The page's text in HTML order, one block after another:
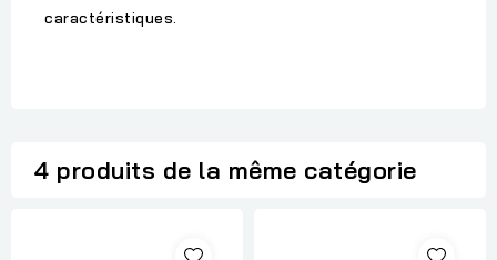
caractéristiques.
4 produits de la même catégorie